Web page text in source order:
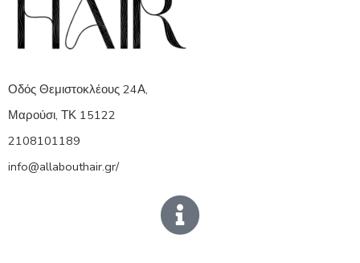
Οδός Θεμιστοκλέους 24Α,
Μαρούσι, ΤΚ 15122
2108101189
info@allabouthair.gr/